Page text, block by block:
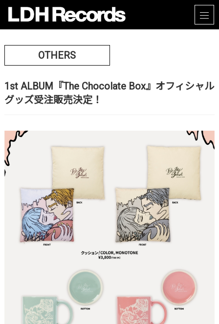
OTHERS
1st ALBUM『The Chocolate Box』オフィシャル
グッズ受注販売決定！